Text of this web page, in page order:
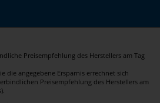
Preisempfehlung des Herstellers am Tag
die angegebene Ersparnis errechnet sich
Preisempfehlung des Herstellers am